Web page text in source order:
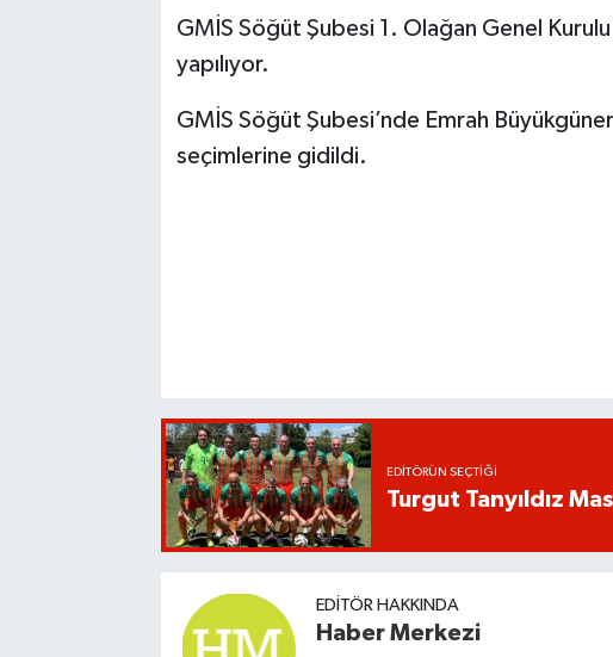
GMİS Söğüt Şubesi 1. Olağan Genel
yapılıyor.
GMİS Söğüt Şubesi’nde Emrah
seçimlerine gidildi.
EDITÖRÜN SEÇTIĞI
Turgut Tanyıldız
EDITÖR HAKKINDA
Haber Merkezi